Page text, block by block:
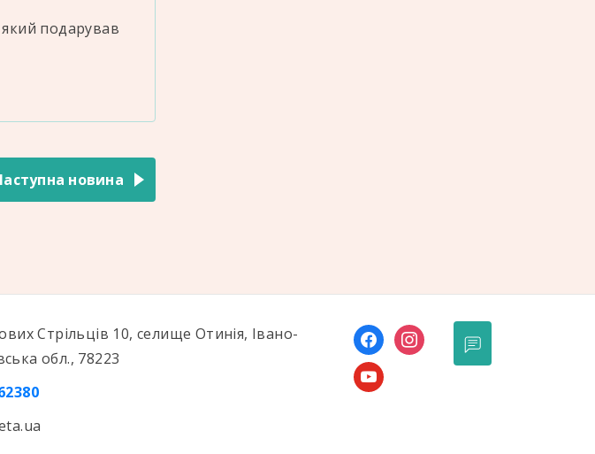
подарував
новина
Стрільців 10, селище Отинія, Івано-
обл., 78223
facebookinstagram
youtube